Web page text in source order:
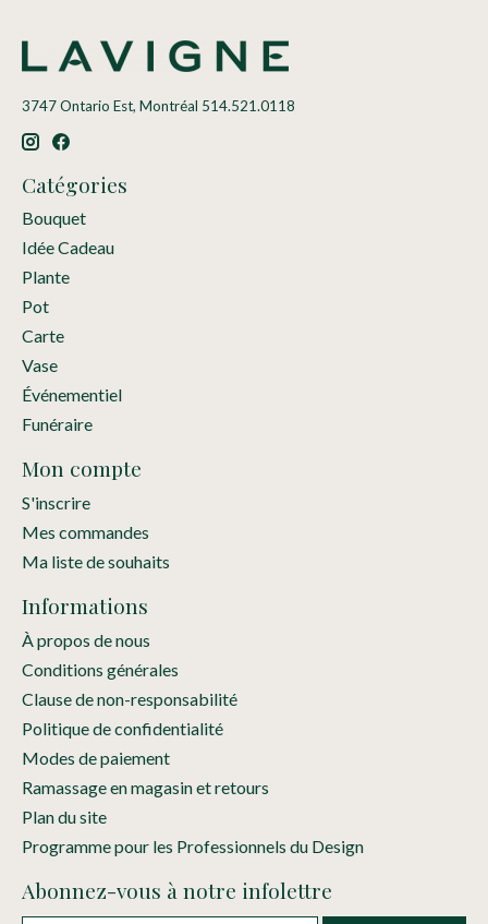
3747 Ontario Est, Montréal 514.521.0118
Catégories
Bouquet
Idée Cadeau
Plante
Pot
Carte
Vase
Événementiel
Funéraire
Mon compte
S'inscrire
Mes commandes
Ma liste de souhaits
Informations
À propos de nous
Conditions générales
Clause de non-responsabilité
Politique de confidentialité
Modes de paiement
Ramassage en magasin et retours
Plan du site
Programme pour les Professionnels du Design
Abonnez-vous à notre infolettre